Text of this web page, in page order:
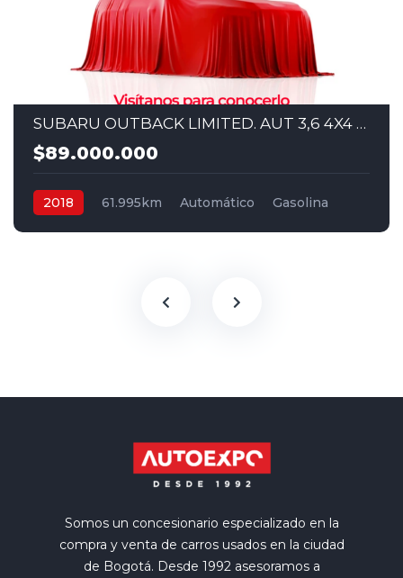
SUBARU OUTBACK LIMITED. AUT 3,6 4X4 2018
$89.000.000
2018 61.995km Automático
Gasolina
Somos un concesionario especializado en la
compra y venta de carros usados en la ciudad
de Bogotá. Desde 1992 asesoramos a